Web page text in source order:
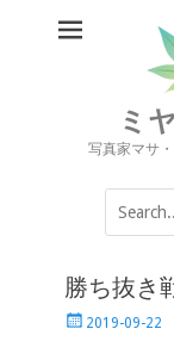
ミ
写真家マサ
Search
for:
勝ち抜き
Posted2019-09-22